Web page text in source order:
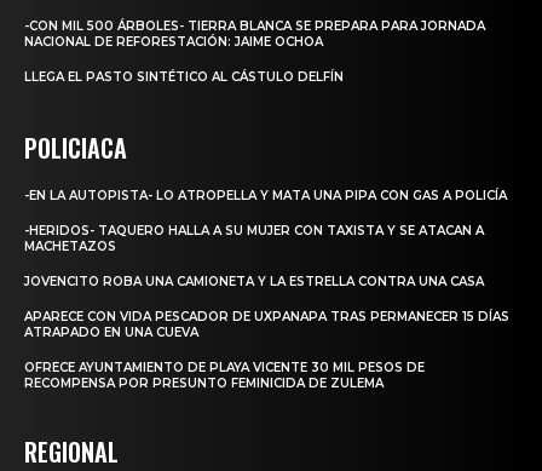
-CON MIL 500 ÁRBOLES- TIERRA BLANCA SE PREPARA PARA JORNADA
NACIONAL DE REFORESTACIÓN: JAIME OCHOA
LLEGA EL PASTO SINTÉTICO AL CÁSTULO DELFÍN
POLICIACA
-EN LA AUTOPISTA- LO ATROPELLA Y MATA UNA PIPA CON GAS A POLICÍA
-HERIDOS- TAQUERO HALLA A SU MUJER CON TAXISTA Y SE ATACAN A
MACHETAZOS
JOVENCITO ROBA UNA CAMIONETA Y LA ESTRELLA CONTRA UNA CASA
APARECE CON VIDA PESCADOR DE UXPANAPA TRAS PERMANECER 15 DÍAS
ATRAPADO EN UNA CUEVA
OFRECE AYUNTAMIENTO DE PLAYA VICENTE 30 MIL PESOS DE
RECOMPENSA POR PRESUNTO FEMINICIDA DE ZULEMA
REGIONAL